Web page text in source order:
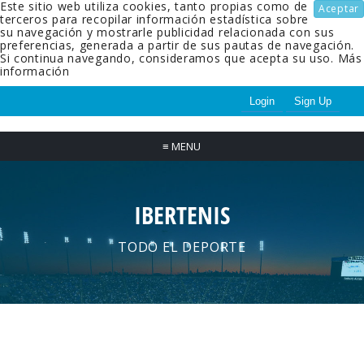
Aceptar
Este sitio web utiliza cookies, tanto propias como de
terceros para recopilar información estadística sobre
su navegación y mostrarle publicidad relacionada con sus
preferencias, generada a partir de sus pautas de navegación.
Si continua navegando, consideramos que acepta su uso. Más
información
Login Sign Up
≡ MENU
IBERTENIS
TODO EL DEPORTE